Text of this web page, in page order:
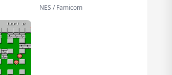
NES / Famicom